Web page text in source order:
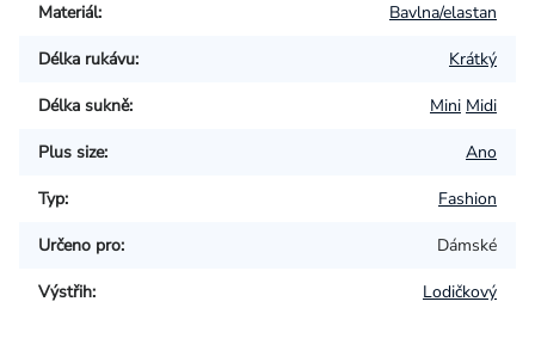
Materiál: Bavlna/elastan
Délka rukávu: Krátký
Délka sukně: Mini Midi
Plus size: Ano
Typ: Fashion
Určeno pro: Dámské
Výstřih: Lodičkový